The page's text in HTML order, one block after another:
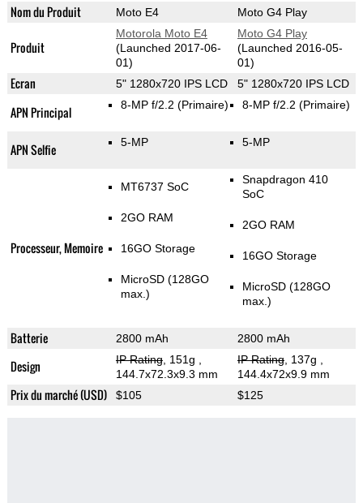
Nom du Produit Moto E4 Moto G4 Play
Produit
Motorola Moto E4
(Launched 2017-06-
01)
Moto G4 Play
(Launched 2016-05-
01)
Ecran 5" 1280x720 IPS LCD 5" 1280x720 IPS LCD
APN Principal 8-MP f/2.2 (Primaire) 8-MP f/2.2 (Primaire)
APN Selfie 5-MP 5-MP
Processeur, Memoire
MT6737 SoC
2GO RAM
16GO Storage
MicroSD (128GO
max.)
Snapdragon 410
SoC
2GO RAM
16GO Storage
MicroSD (128GO
max.)
Batterie 2800 mAh 2800 mAh
Design IP Rating, 151g
144.7x72.3x9.3 mm
IP Rating, 137g
144.4x72x9.9 mm
Prix du marché (USD) $105 $125